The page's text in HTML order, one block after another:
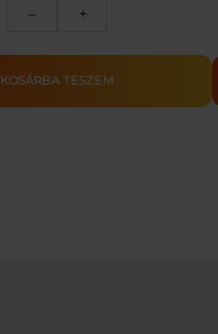
–
fürdőjáték
mennyiség
+
KOSÁRBA TESZEM